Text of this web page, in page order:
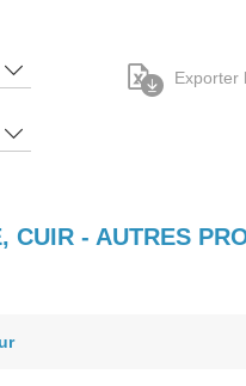
Exporter
CUIR - AUTRES